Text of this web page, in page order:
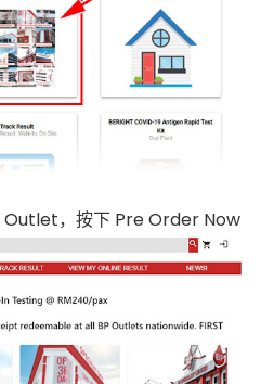
Outlet，按下 Pre Order Now